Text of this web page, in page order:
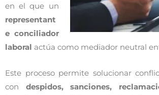
en el que un
representant
e conciliador
laboral actúa como mediador neutral
Este proceso permite solucionar
con despidos, sanciones,